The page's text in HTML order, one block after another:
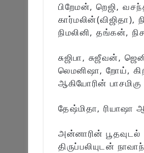
பிறேமன், றெஜி,
நிமலினி, தங்கன்,
சுஜிபா, சுஜீவன்,
லெமனிஷா, றோய்,
ஆகியோரின் பாசமிகு
தேஷ்மிதா, ரியாஷா
அன்னாரின்
திருப்பலியுடன்